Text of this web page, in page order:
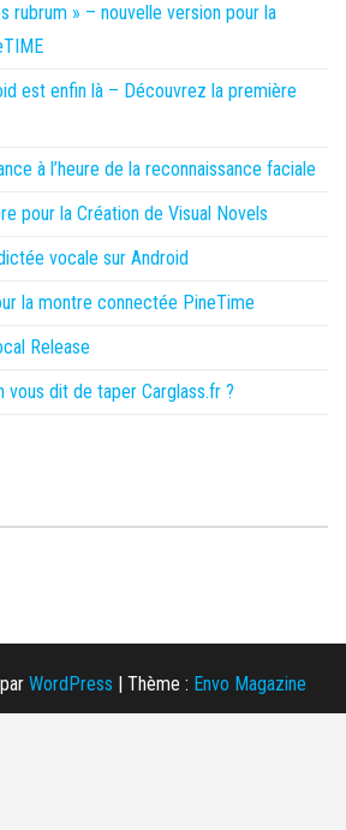
rubrum » – nouvelle version pour la
est enfin là – Découvrez la première
à l’heure de la reconnaissance faciale
pour la Création de Visual Novels
vocale sur Android
la montre connectée PineTime
Release
vous dit de taper Carglass.fr ?
WordPress | Thème : Envo Magazine